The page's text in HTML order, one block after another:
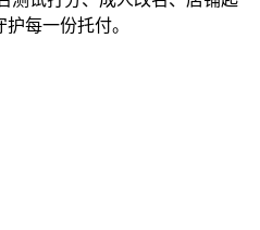
每一份托付。